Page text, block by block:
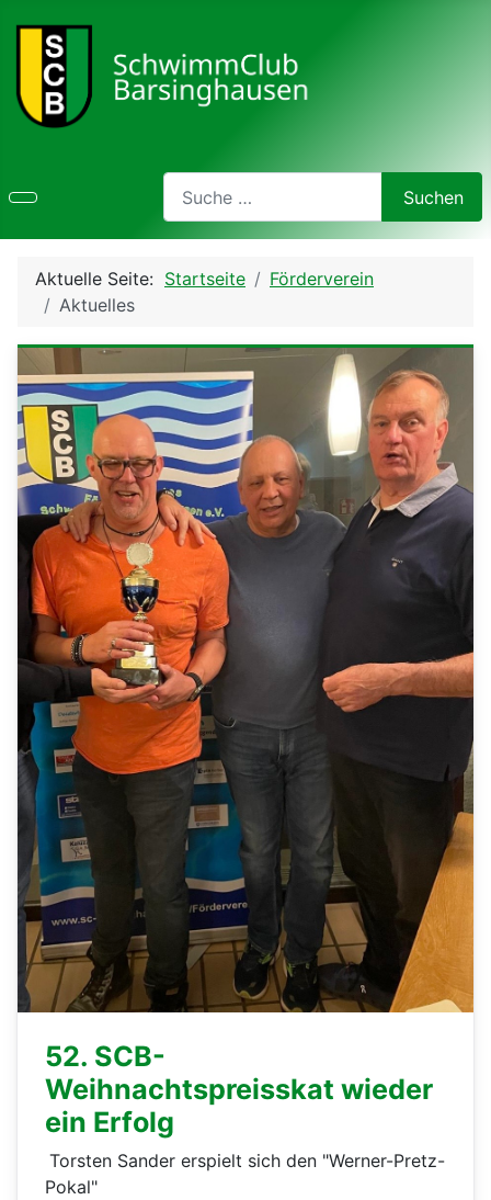
Search
Type 2 or more characters for results.
Suchen
Aktuelle Seite: Startseite
Förderverein
Aktuelles
52. SCB-
Weihnachtspreisskat wieder
ein Erfolg
Torsten Sander erspielt sich den "Werner-Pretz-
Pokal"